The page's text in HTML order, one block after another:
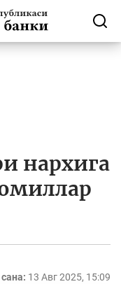
нархига
13 Авг 2025, 15:09